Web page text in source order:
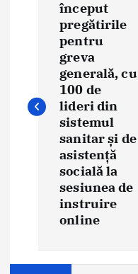
n
a
t
început
pregătirile
pentru
greva
generală, cu
100 de
lideri din
sistemul
sanitar și de
asistență
socială la
sesiunea de
instruire
online